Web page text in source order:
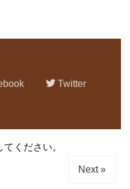
Twitter
ください。
Next »